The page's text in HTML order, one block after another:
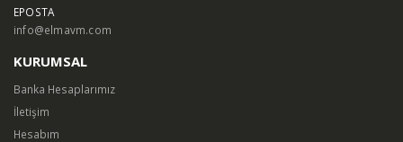
EPOSTA
info@elmavm.com
KURUMSAL
Banka Hesaplarımız
İletişim
Hesabım